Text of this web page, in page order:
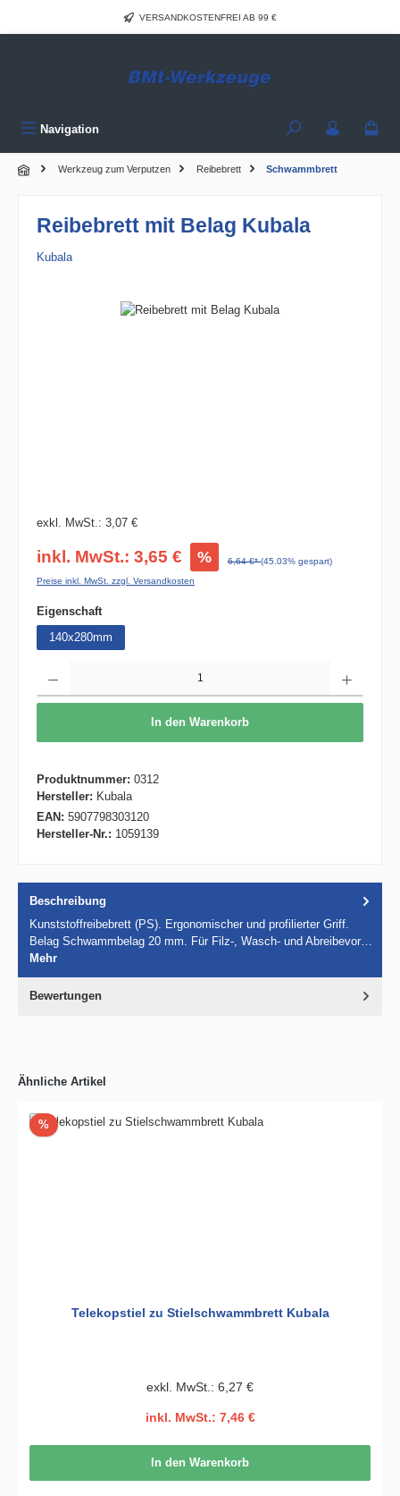
Zum Hauptinhalt springenVERSANDKOSTENFREI AB 99 €
Navigation
Werkzeug zum Verputzen Reibebrett Schwammbrett
Reibebrett mit Belag Kubala
Kubala
Bildergalerie überspringen
exkl. MwSt.: 3,07 €
inkl. MwSt.: 3,65 € % 6,64 €*(45.03% gespart)
Preise inkl. MwSt. zzgl. Versandkosten
Eigenschaftauswählen
140x280mm
In den Warenkorb
Produktnummer: 0312
Hersteller: Kubala
EAN: 5907798303120
Hersteller-Nr.: 1059139
Beschreibung
Kunststoffreibebrett (PS). Ergonomischer und profilierter Griff.
Belag Schwammbelag 20 mm. Für Filz-, Wasch- und Abreibevor…
Mehr
Bewertungen
Ähnliche Artikel
%Rabatt
Telekopstiel zu Stielschwammbrett Kubala
exkl. MwSt.: 6,27 €
inkl. MwSt.: 7,46 €
In den Warenkorb